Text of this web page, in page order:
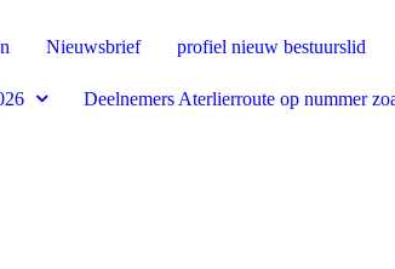
Nieuwsbrief profiel nieuw bestuurslid
Deelnemers Aterlierroute op nummer